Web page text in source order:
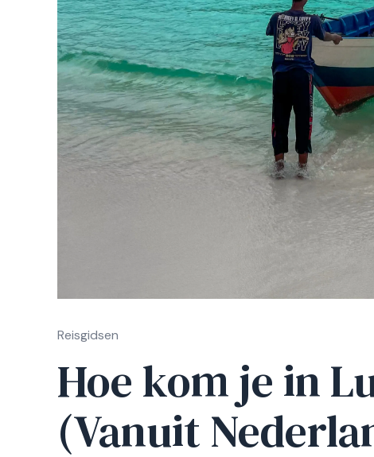
Reisgidsen
Hoe kom je in
(Vanuit